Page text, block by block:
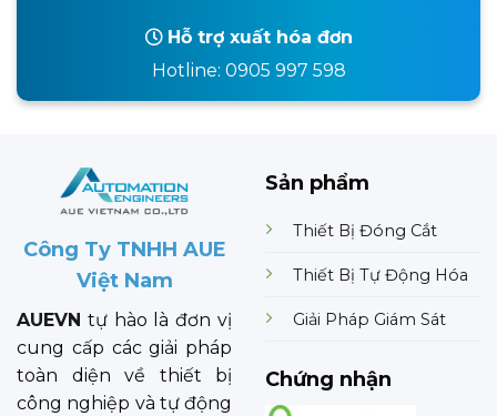
Hỗ trợ xuất hóa đơn
Hotline: 0905 997 598
Công Ty TNHH AUE
Việt Nam
AUEVN tự hào là đơn vị
cung cấp các giải pháp
toàn diện về thiết bị
công nghiệp và tự động
Sản phẩm
Thiết Bị Đóng Cắt
Thiết Bị Tự Động Hóa
Giải Pháp Giám Sát
Chứng nhận